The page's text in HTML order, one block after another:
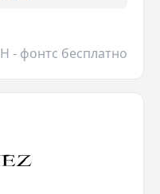
H - фонтс бесплатно